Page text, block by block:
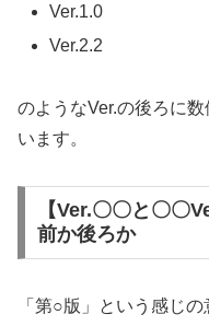
Ver.1.0
Ver.2.2
のようなVer.の後ろに
います。
【Ver.〇〇と〇〇
前か後ろか
「第○版」という感じ